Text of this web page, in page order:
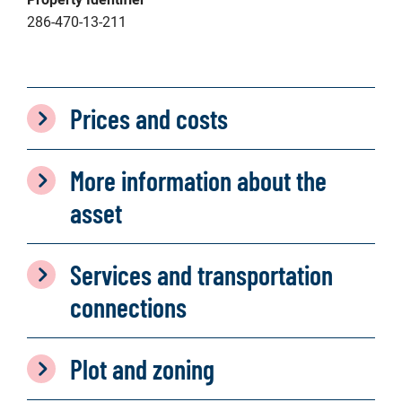
286-470-13-211
Prices and costs
More information about the
asset
Services and transportation
connections
Plot and zoning